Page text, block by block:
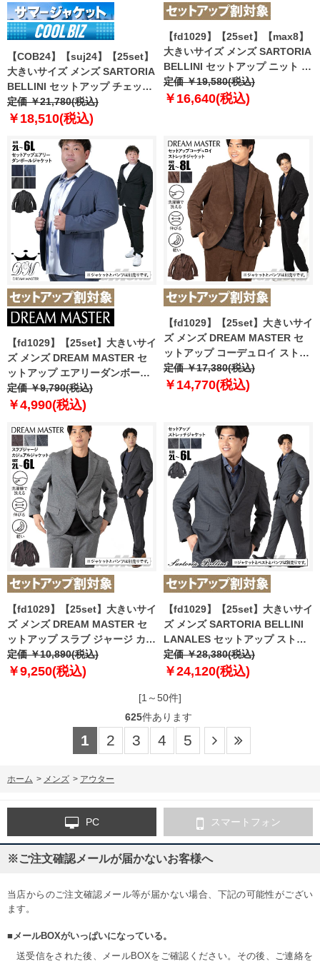
【COB24】【suj24】【25set】
大きいサイズ メンズ SARTORIA
BELLINI セットアップ チェック
ストレッチ ジャケット 軽量 ウォ
ッシャブル イージーケア
定価 ￥21,780(税込)
￥18,510(税込)
【fd1029】【25set】【max8】
大きいサイズ メンズ SARTORIA
BELLINI セットアップ ニット ス
トレッチ ジャケット 軽量 ウォッ
シャブル スマリラ azw2535-sj
定価 ￥19,580(税込)
￥16,640(税込)
【fd1029】【25set】大きいサイ
ズ メンズ DREAM MASTER セ
ットアップ エアリーダンボール
ジャケット azw24348-sj
定価 ￥9,790(税込)
￥4,990(税込)
【fd1029】【25set】大きいサイ
ズ メンズ DREAM MASTER セ
ットアップ コーデュロイ ストレ
ッチ ジャケット 軽量 ウォッシャ
ブル スマリラ azw2518-sj2
定価 ￥17,380(税込)
￥14,770(税込)
【fd1029】【25set】大きいサイ
ズ メンズ DREAM MASTER セ
ットアップ スラブ ジャージ カジ
ュアル ジャケット 軽量 ウォッシ
ャブル スマリラ azw2534-sj
定価 ￥10,890(税込)
￥9,250(税込)
【fd1029】【25set】大きいサイ
ズ メンズ SARTORIA BELLINI
LANALES セットアップ ストレ
ッチ ジャケット スマリラ mw-
lan-jk-l 【t2502】
定価 ￥28,380(税込)
￥24,120(税込)
[1～50件]
625件あります
1 2 3 4 5
ホーム > メンズ > アウター
PC スマートフォン
※ご注文確認メールが届かないお客様へ
当店からのご注文確認メール等が届かない場合、下記の可能性がござい
ます。
■メールBOXがいっぱいになっている。
送受信をされた後、メールBOXをご確認ください。その後、ご連絡を